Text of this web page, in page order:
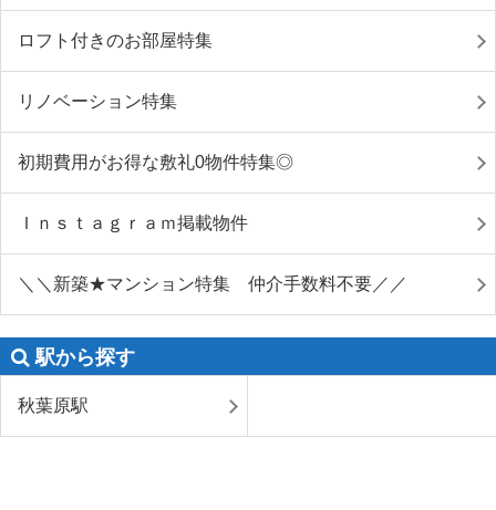
ロフト付きのお部屋特集
リノベーション特集
初期費用がお得な敷礼0物件特集◎
Ｉｎｓｔａｇｒａｍ掲載物件
＼＼新築★マンション特集 仲介手数料不要／／
駅から探す
秋葉原駅